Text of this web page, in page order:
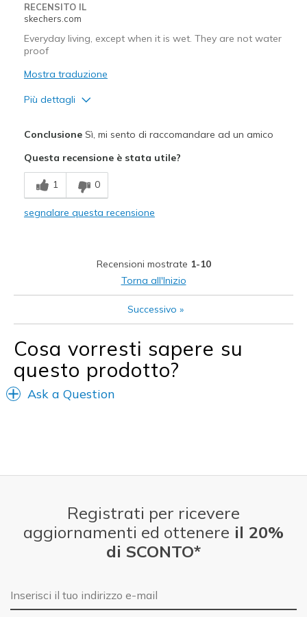
RECENSITO IL
skechers.com
Everyday living, except when it is wet. They are not water
proof
Mostra traduzione
Più dettagli
Comfortable
Comfy
ConclusioneSì, mi sento di raccomandare ad un amico
Questa recensione è stata utile?
1 0
segnalare questa recensione
Recensioni mostrate 1-10
Torna all'Inizio
Successivo »
Cosa vorresti sapere su
questo prodotto?
Ask a Question
Registrati per ricevere
aggiornamenti ed ottenere il 20%
di SCONTO*
E-mail